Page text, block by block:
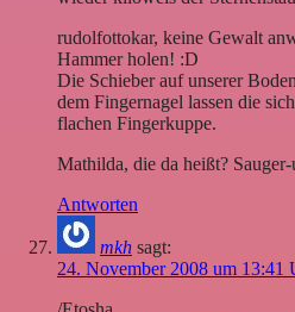
rudolfottokar, keine Gewalt
Hammer holen! :D
Die Schieber auf unserer
dem Fingernagel lassen die
flachen Fingerkuppe.
Mathilda, die da heißt?
Antworten
mkh sagt:
24. November 2008 um 13:41